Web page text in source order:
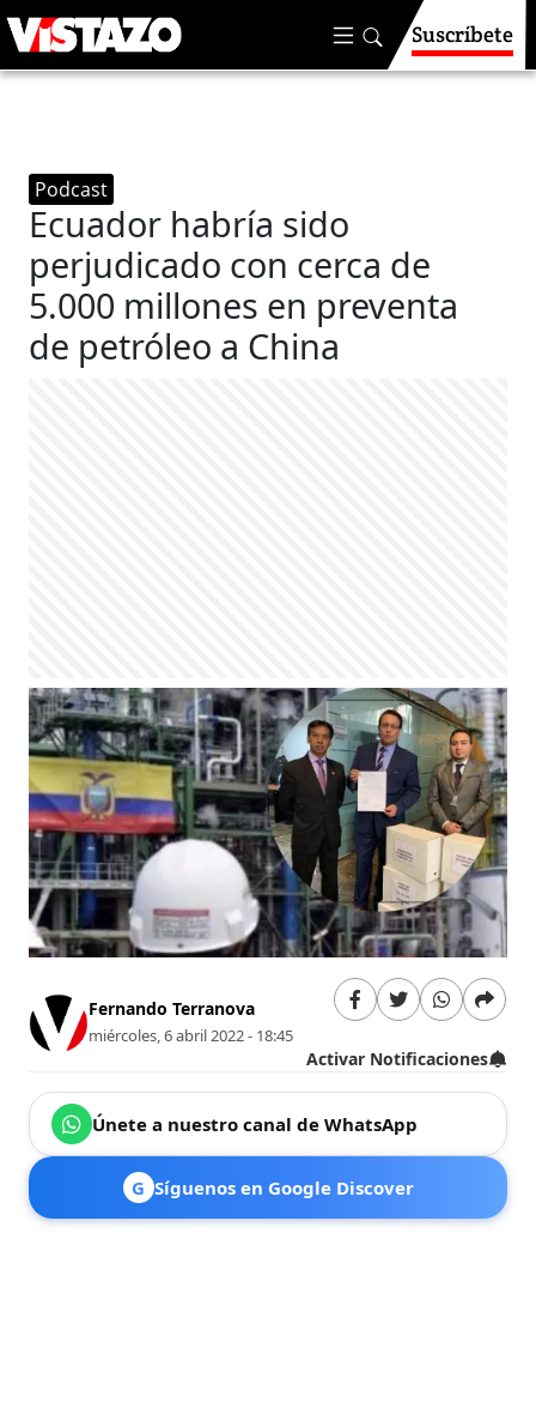
Suscríbete
Podcast
Ecuador habría sido
perjudicado con cerca de
5.000 millones en preventa
de petróleo a China
Fernando Terranova
miércoles, 6 abril 2022 - 18:45
Activar Notificaciones
Únete a nuestro canal de WhatsApp
G Síguenos en Google Discover